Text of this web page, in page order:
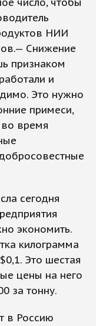
число, чтобы
НИИ
Снижение
признаком
и
Это нужно
примеси,
время
сегодня
экономить.
килограмма
Это шестая
цены на него
за тонну.
в Россию